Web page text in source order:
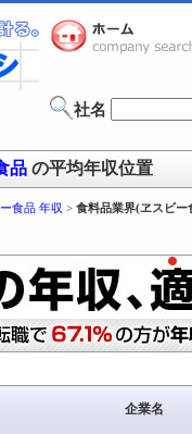
社名
品 の平均年収位置
食品 年収 > 食料品業界(ヱスビー
企業名